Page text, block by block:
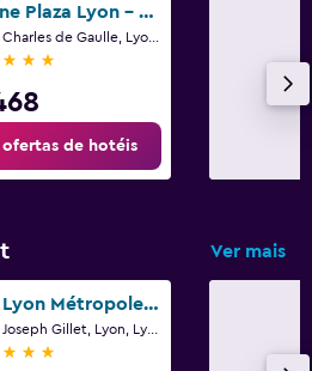
Crowne Plaza Lyon - Cite Internationale By IHG
ofertas de hotéis
Ver mais
Hôtel Lyon Métropole & Spa